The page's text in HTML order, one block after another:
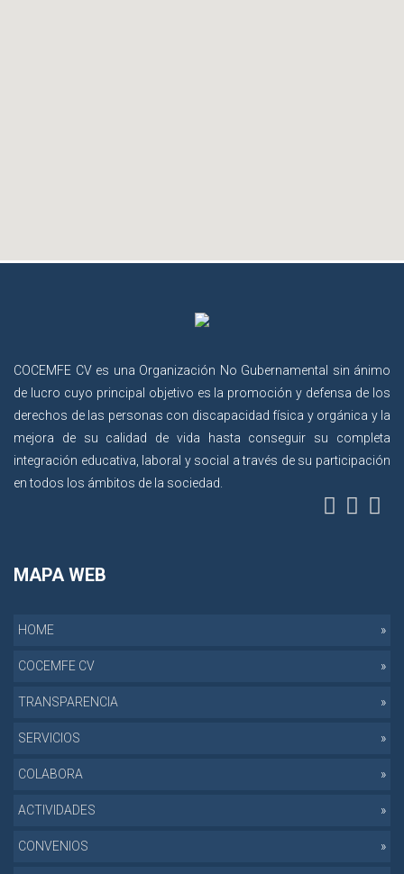
COCEMFE CV es una Organización No Gubernamental sin ánimo
de lucro cuyo principal objetivo es la promoción y defensa de los
derechos de las personas con discapacidad física y orgánica y la
mejora de su calidad de vida hasta conseguir su completa
integración educativa, laboral y social a través de su participación
en todos los ámbitos de la sociedad.
MAPA WEB
HOME
COCEMFE CV
TRANSPARENCIA
SERVICIOS
COLABORA
ACTIVIDADES
CONVENIOS